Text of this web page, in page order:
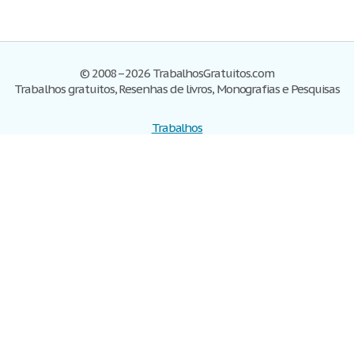
© 2008–2026 TrabalhosGratuitos.com
Trabalhos gratuitos, Resenhas de livros, Monografias e Pesquisas
Trabalhos